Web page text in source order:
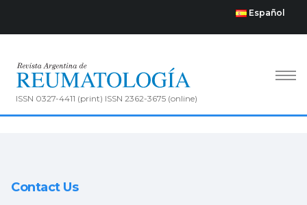
Español
ISSN 0327-4411 (print) ISSN 2362-3675 (online)
Contact Us